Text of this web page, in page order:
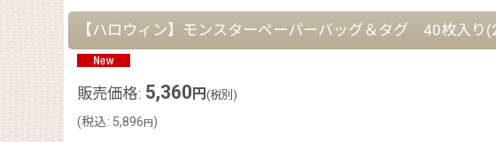
【ハロウィン】モンスターペーパーバッグ＆タグ 40枚入
販売価格: 5,360 円 (税別)
(税込: 5,896円)